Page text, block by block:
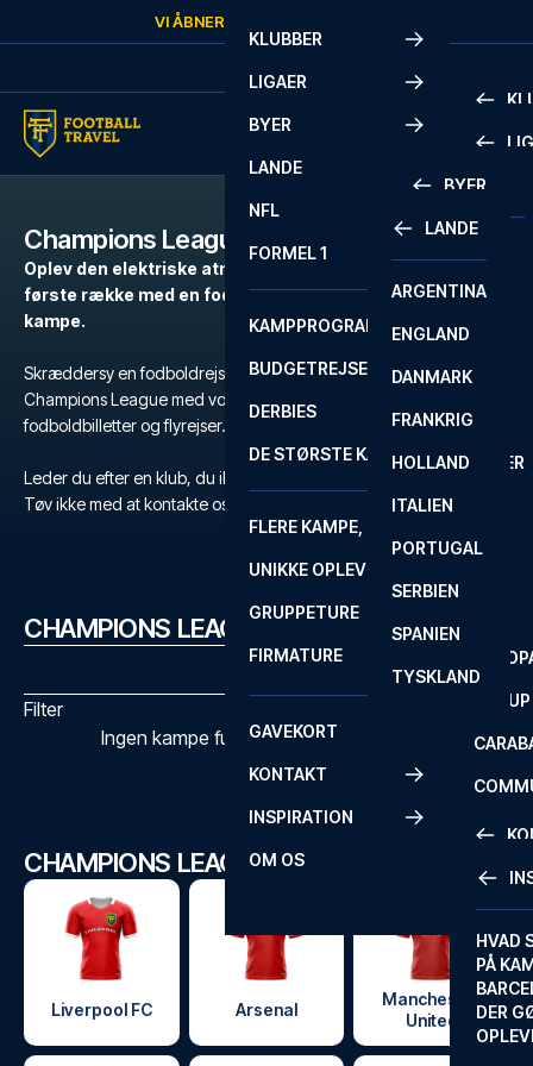
VI ÅBNER IGEN
KLUBBER
LIGAER
SERIE A
FA CUP
BYER
BYER
LISSABON
LIVERPOOL
LONDON
MADRID
MANCHESTER
MILANO
ROM
SEVILLA
LANDE
LANDE
ARGENTINA
ENGLAND
DANMARK
FRANKRIG
HOLLAND
ITALIEN
PORTUGAL
SERBIEN
SPANIEN
TYSKLAND
NFL
FORMEL 1
KAMPPROGRAM
BUDGETREJSER
DERBIES
DE STØRSTE KAMPE
FLERE KAMPE, ÉN TUR
UNIKKE OPLEVELSER
GRUPPETURE
FIRMATURE
GAVEKORT
KONTAKT
FAQ
INSPIRATION
HVAD
PÅ
DER
OM OS
Champions League
Oplev den elektriske atmosfære i europæisk fodbold på
første række med en fodboldrejse til Champions League
kampe.
Skræddersy en fodboldrejse efter dine behov til en kamp i
Champions League med vores nøje udvalgte hoteller, officielle
fodboldbilletter og flyrejser.
Leder du efter en klub, du ikke kan finde?
Tøv ikke med at kontakte os
+45 72 10 83 03.
CHAMPIONS LEAGUE KAMPPROGRAM
Filter
Ingen kampe fundet med de valgte filtre
CHAMPIONS LEAGUE KLUBBER
Liverpool FC Arsenal
Manchester
United